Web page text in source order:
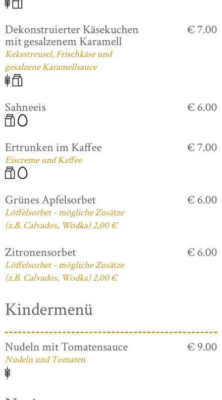
Dekonstruierter Käsekuchen
mit gesalzenem Karamell
Keksstreusel, Frischkäse und
gesalzene Karamellsauce
€ 7.00
Sahneeis € 6.00
Ertrunken im Kaffee
Eiscreme und Kaffee
€ 7.00
Grünes Apfelsorbet
Löffelsorbet - mögliche Zusätze
(z.B. Calvados, Wodka) 2,00 €
€ 6.00
Zitronensorbet
Löffelsorbet - mögliche Zusätze
(z.B. Calvados, Wodka) 2,00 €
€ 6.00
Kindermenü
Nudeln mit Tomatensauce
Nudeln und Tomaten
€ 9.00